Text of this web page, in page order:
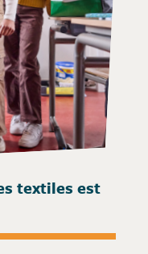
textiles est